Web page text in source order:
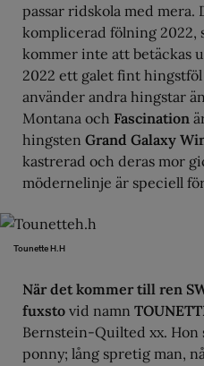
passar ridskola med mera.
komplicerad fölning 2022,
kommer inte att betäckas
2022 ett galet fint hingstföl
använder andra hingstar
Montana och Fascination
hingsten Grand Galaxy
kastrerad och deras mor
mödernelinje är speciell
Tounette H.H
När det kommer till ren
fuxsto vid namn
Bernstein-Quilted xx.
ponny; lång spretig man,